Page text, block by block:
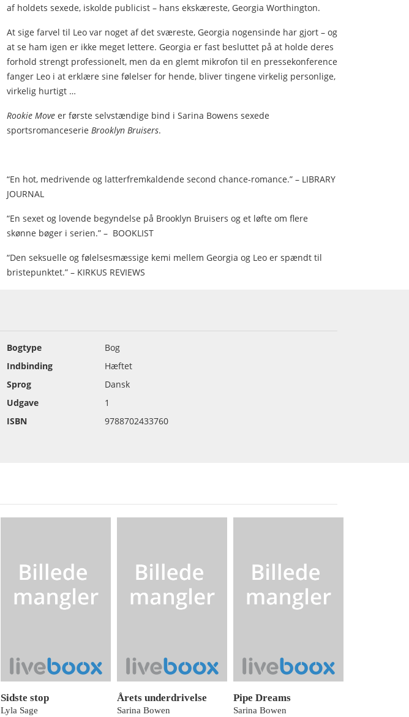
af holdets sexede, iskolde publicist – hans ekskæreste, Georgia Worthington.
At sige farvel til Leo var noget af det sværeste, Georgia nogensinde har gjort – og
at se ham igen er ikke meget lettere. Georgia er fast besluttet på at holde deres
forhold strengt professionelt, men da en glemt mikrofon til en pressekonference
fanger Leo i at erklære sine følelser for hende, bliver tingene virkelig personlige,
virkelig hurtigt …
Rookie Move er første selvstændige bind i Sarina Bowens sexede
sportsromanceserie Brooklyn Bruisers.
“En hot, medrivende og latterfremkaldende second chance-romance.” – LIBRARY
JOURNAL
“En sexet og lovende begyndelse på Brooklyn Bruisers og et løfte om flere
skønne bøger i serien.” – BOOKLIST
“Den seksuelle og følelsesmæssige kemi mellem Georgia og Leo er spændt til
bristepunktet.” – KIRKUS REVIEWS
Bogtype
Bog
Indbinding
Hæftet
Sprog
Dansk
Udgave
1
ISBN
9788702433760
Sidste stop
Lyla Sage
Årets underdrivelse
Sarina Bowen
Pipe Dreams
Sarina Bowen